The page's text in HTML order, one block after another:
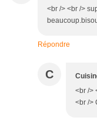
<br /> <br />
Répondre
C
<br />
<br />